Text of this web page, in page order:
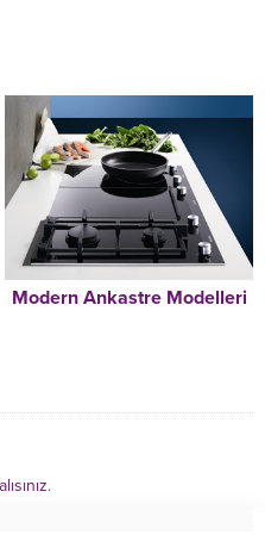
Modern Ankastre Modelleri
.